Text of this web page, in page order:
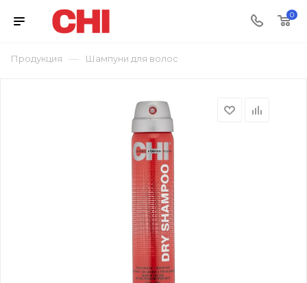
0
Продукция — Шампуни для волос